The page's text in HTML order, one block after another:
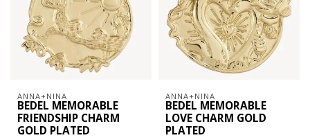
ANNA+NINA
BEDEL MEMORABLE
FRIENDSHIP CHARM
GOLD PLATED
ANNA+NINA
BEDEL MEMORABLE
LOVE CHARM GOLD
PLATED